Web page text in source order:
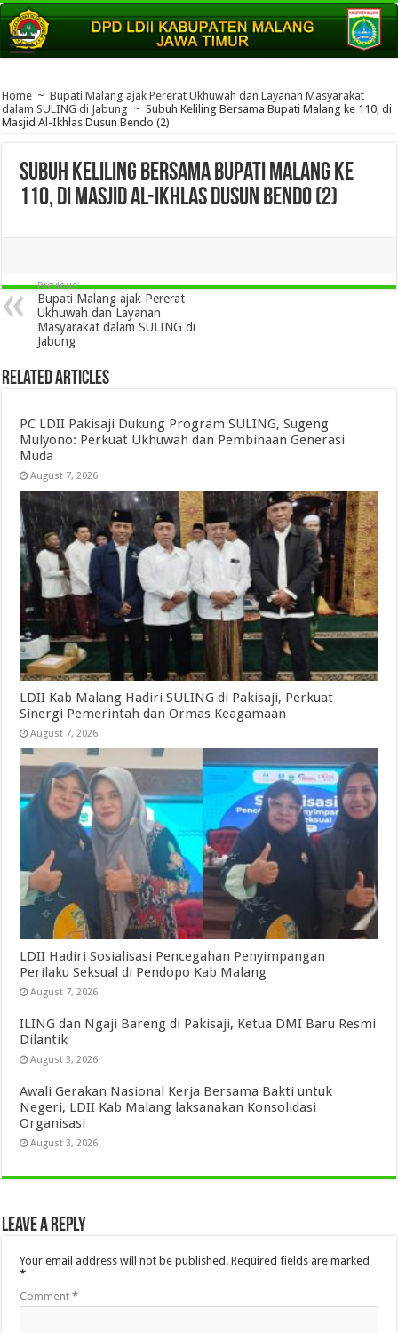
Home ~ Bupati Malang ajak Pererat Ukhuwah dan Layanan Masyarakat
dalam SULING di Jabung ~ Subuh Keliling Bersama Bupati Malang ke 110, di
Masjid Al-Ikhlas Dusun Bendo (2)
Subuh Keliling Bersama Bupati Malang ke
110, di Masjid Al-Ikhlas Dusun Bendo (2)
Previous
Bupati Malang ajak Pererat
Ukhuwah dan Layanan
Masyarakat dalam SULING di
Jabung
Related Articles
PC LDII Pakisaji Dukung Program SULING, Sugeng
Mulyono: Perkuat Ukhuwah dan Pembinaan Generasi
Muda
August 7, 2026
LDII Kab Malang Hadiri SULING di Pakisaji, Perkuat
Sinergi Pemerintah dan Ormas Keagamaan
August 7, 2026
LDII Hadiri Sosialisasi Pencegahan Penyimpangan
Perilaku Seksual di Pendopo Kab Malang
August 7, 2026
ILING dan Ngaji Bareng di Pakisaji, Ketua DMI Baru Resmi
Dilantik
August 3, 2026
Awali Gerakan Nasional Kerja Bersama Bakti untuk
Negeri, LDII Kab Malang laksanakan Konsolidasi
Organisasi
August 3, 2026
Leave a Reply
Your email address will not be published. Required fields are marked
*
Comment*